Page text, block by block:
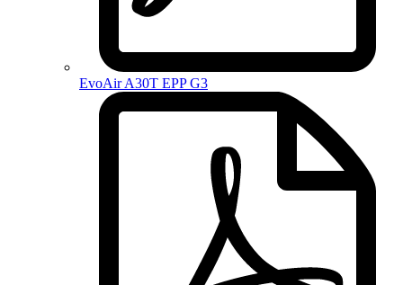
EvoAir A30T EPP G3